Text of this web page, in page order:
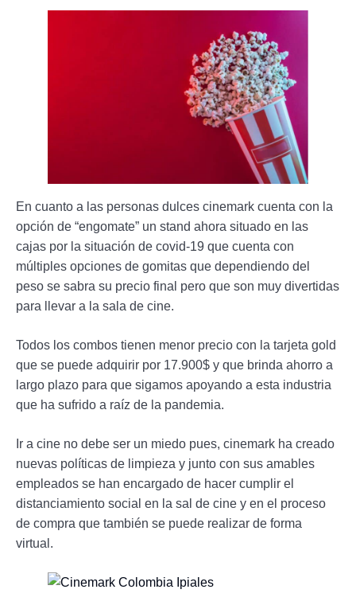
En cuanto a las personas dulces cinemark cuenta con la
opción de “engomate” un stand ahora situado en las
cajas por la situación de covid-19 que cuenta con
múltiples opciones de gomitas que dependiendo del
peso se sabra su precio final pero que son muy divertidas
para llevar a la sala de cine.
Todos los combos tienen menor precio con la tarjeta gold
que se puede adquirir por 17.900$ y que brinda ahorro a
largo plazo para que sigamos apoyando a esta industria
que ha sufrido a raíz de la pandemia.
Ir a cine no debe ser un miedo pues, cinemark ha creado
nuevas políticas de limpieza y junto con sus amables
empleados se han encargado de hacer cumplir el
distanciamiento social en la sal de cine y en el proceso
de compra que también se puede realizar de forma
virtual.